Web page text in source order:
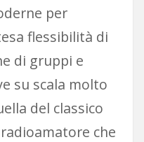
per
flessibilità di
di gruppi e
su scala molto
del classico
che